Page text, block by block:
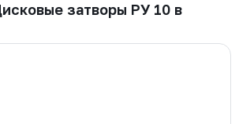
затворы РУ 10 в